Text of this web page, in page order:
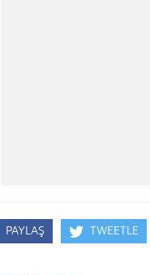
PAYLAŞ TWEETLE